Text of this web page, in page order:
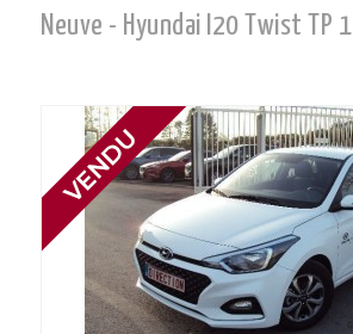
Neuve - Hyundai I20 Twist TP 1